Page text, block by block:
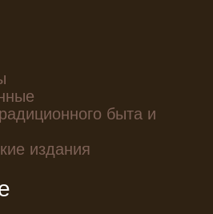
быта и
издания